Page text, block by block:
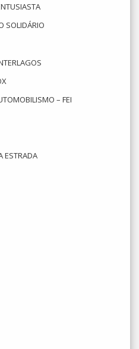
SOLIDÁRIO
– FEI
ESTRADA